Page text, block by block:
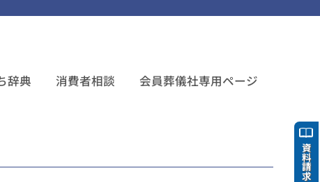
辞典 消費者相談 会員葬儀社専用ページ
資料請求